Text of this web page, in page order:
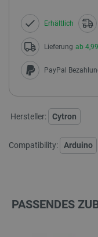
Erhältlich
Lieferung ab
PayPal
Hersteller: Cytron
Compatibility: Arduino
PASSENDES